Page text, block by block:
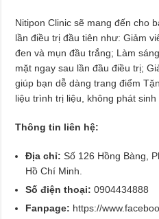
Nitipon Clinic sẽ mang đến cho
lần điều trị đầu tiên như: Giảm
đen và mụn đầu trắng; Làm
mặt ngay sau lần đầu điều trị;
giúp bạn dễ dàng trang điểm
liệu trình trị liệu, không phát sinh
Thông tin liên hệ:
Địa chỉ: Số 126 Hồng Bàng,
Hồ Chí Minh.
Số điện thoại: 0904434888
Fanpage: https://